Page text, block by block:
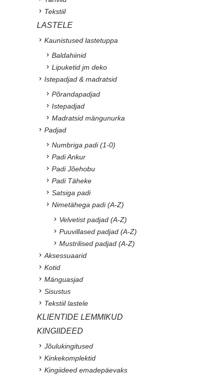
Tekstiil
LASTELE
Kaunistused lastetuppa
Baldahiinid
Lipuketid jm deko
Istepadjad & madratsid
Põrandapadjad
Istepadjad
Madratsid mängunurka
Padjad
Numbriga padi (1-0)
Padi Ankur
Padi Jõehobu
Padi Täheke
Satsiga padi
Nimetähega padi (A-Z)
Velvetist padjad (A-Z)
Puuvillased padjad (A-Z)
Mustrilised padjad (A-Z)
Aksessuaarid
Kotid
Mänguasjad
Sisustus
Tekstiil lastele
KLIENTIDE LEMMIKUD
KINGIIDEED
Jõulukingitused
Kinkekomplektid
Kingiideed emadepäevaks